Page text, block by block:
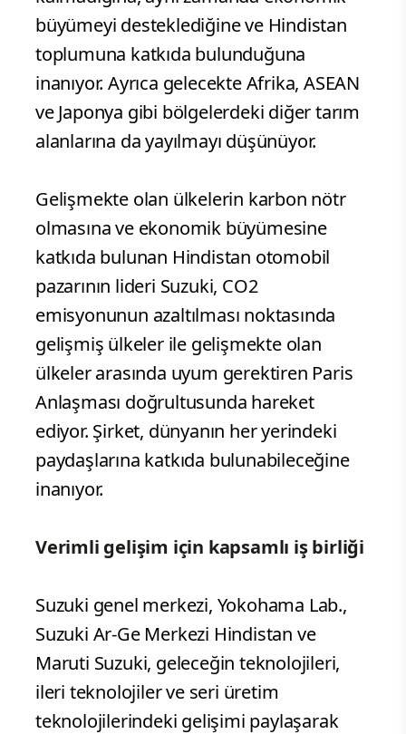
büyümeyi desteklediğine ve Hindistan
toplumuna katkıda bulunduğuna
inanıyor. Ayrıca gelecekte Afrika, ASEAN
ve Japonya gibi bölgelerdeki diğer tarım
alanlarına da yayılmayı düşünüyor.
Gelişmekte olan ülkelerin karbon nötr
olmasına ve ekonomik büyümesine
katkıda bulunan Hindistan otomobil
pazarının lideri Suzuki, CO2
emisyonunun azaltılması noktasında
gelişmiş ülkeler ile gelişmekte olan
ülkeler arasında uyum gerektiren Paris
Anlaşması doğrultusunda hareket
ediyor. Şirket, dünyanın her yerindeki
paydaşlarına katkıda bulunabileceğine
inanıyor.
Verimli gelişim için kapsamlı iş birliği
Suzuki genel merkezi, Yokohama Lab.,
Suzuki Ar-Ge Merkezi Hindistan ve
Maruti Suzuki, geleceğin teknolojileri,
ileri teknolojiler ve seri üretim
teknolojilerindeki gelişimi paylaşarak